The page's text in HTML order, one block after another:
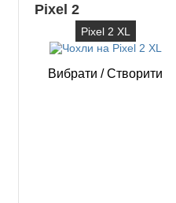
Pixel 2
Pixel 2 XL
Вибрати / Створити